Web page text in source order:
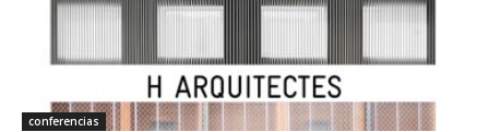
conferencias